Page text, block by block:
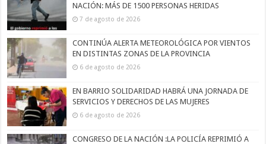
NACIÓN: MÁS DE 1500 PERSONAS HERIDAS
7 de agosto de 2026
CONTINÚA ALERTA METEOROLÓGICA POR VIENTOS
EN DISTINTAS ZONAS DE LA PROVINCIA
6 de agosto de 2026
EN BARRIO SOLIDARIDAD HABRÁ UNA JORNADA DE
SERVICIOS Y DERECHOS DE LAS MUJERES
6 de agosto de 2026
CONGRESO DE LA NACIÓN :LA POLICÍA REPRIMIÓ A